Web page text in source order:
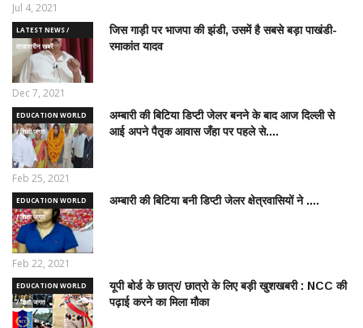
Jul 4, 2021
LATEST NEWS /
ताज़ातरीन खबरें
जिस गाड़ी पर भाजपा की झंडी, उसमें है सबसे बड़ा पाखंडी-
रमाकांत यादव
Dec 7, 2021
EDUCATION WORLD
/ शिक्षा जगत
अम्बारी की बिटिया डिप्टी जेलर बनने के बाद आज दिल्ली से
आई अपने पैतृक आवास जँहा पर पहले से....
Feb 25, 2021
EDUCATION WORLD
/ शिक्षा जगत
अम्बारी की बिटिया बनी डिप्टी जेलर क्षेत्रवासियों ने ....
Feb 22, 2021
EDUCATION WORLD
/ शिक्षा जगत
यूपी बोर्ड के छात्र/ छात्रो के लिए बड़ी खुशखबरी : NCC की
पढ़ाई करने का मिला मौका